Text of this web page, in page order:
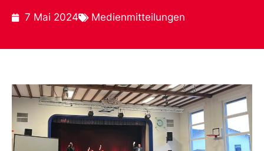
7 Mai 2024 Medienmitteilungen